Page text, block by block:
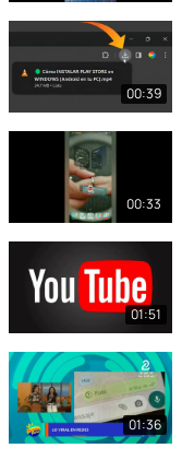
00:39
00:33
01:51
01:36